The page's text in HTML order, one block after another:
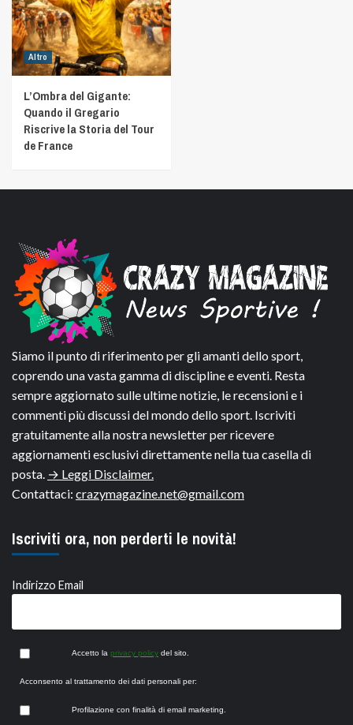
Altro
L’Ombra del Gigante:
Quando il Gregario
Riscrive la Storia del Tour
de France
Siamo il punto di riferimento per gli amanti dello sport,
coprendo una vasta gamma di discipline e eventi. Resta
sempre aggiornato sulle ultime notizie, le recensioni e i
commenti più discussi del mondo dello sport. Iscriviti
gratuitamente alla nostra newsletter per ricevere
aggiornamenti esclusivi direttamente nella tua casella di
posta. → Leggi Disclaimer.
Contattaci: crazymagazine.net@gmail.com
Iscriviti ora, non perderti le novità!
Indirizzo Email
Accetto la privacy policy del sito.
Acconsento al trattamento dei dati personali per:
Profilazione con finalità di email marketing.